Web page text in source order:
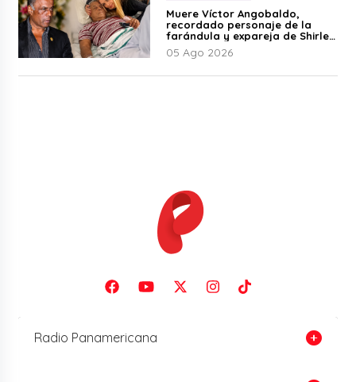
Muere Víctor Angobaldo,
recordado personaje de la
farándula y expareja de Shirley
Cherres
05 Ago 2026
Radio Panamericana